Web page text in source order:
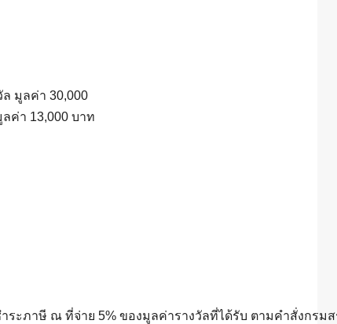
ล มูลค่า 30,000
ลค่า 13,000 บาท
ะภาษี ณ ที่จ่าย 5% ของมูลค่ารางวัลที่ได้รับ ตามคำสั่งกรม